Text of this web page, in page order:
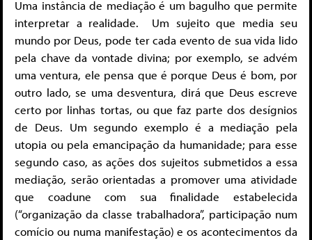
Uma instância de mediação é um bagulho que permite
interpretar a realidade. Um sujeito que media seu
mundo por Deus, pode ter cada evento de sua vida lido
pela chave da vontade divina; por exemplo, se advém
uma ventura, ele pensa que é porque Deus é bom, por
outro lado, se uma desventura, dirá que Deus escreve
certo por linhas tortas, ou que faz parte dos desígnios
de Deus. Um segundo exemplo é a mediação pela
utopia ou pela emancipação da humanidade; para esse
segundo caso, as ações dos sujeitos submetidos a essa
mediação, serão orientadas a promover uma atividade
que coadune com sua finalidade estabelecida
(“organização da classe trabalhadora”, participação num
comício ou numa manifestação) e os acontecimentos da